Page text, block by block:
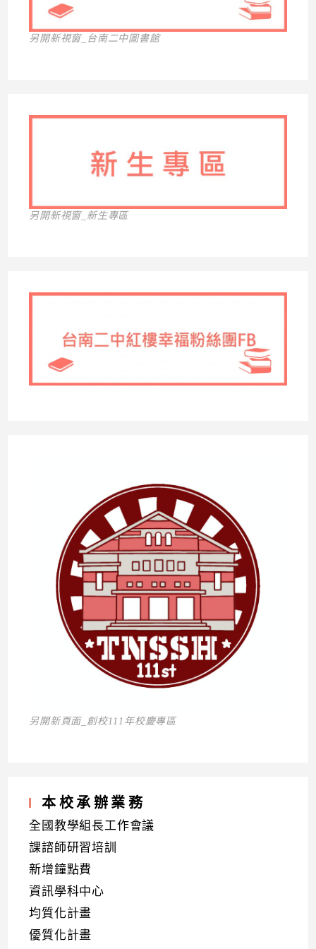
另開新視窗_台南二中圖書館
另開新視窗_新生專區
另開新頁面_創校111年校慶專區
本校承辦業務
全國教學組長工作會議
課諮師研習培訓
新增鐘點費
資訊學科中心
均質化計畫
優質化計畫